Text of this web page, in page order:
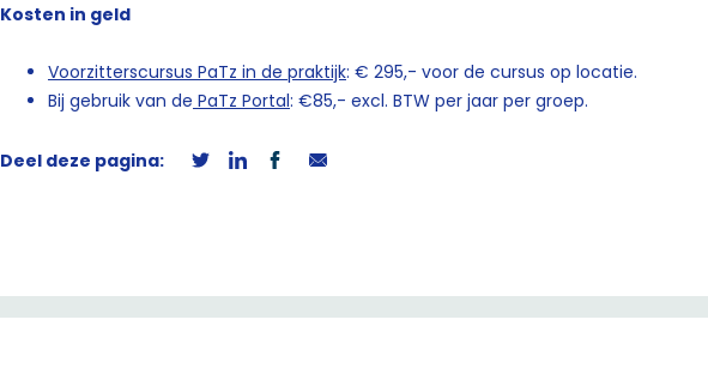
Kosten in geld
Voorzitterscursus PaTz in de praktijk: € 295,- voor de cursus op locatie.
Bij gebruik van de PaTz Portal: €85,- excl. BTW per jaar per groep.
Deel deze pagina: